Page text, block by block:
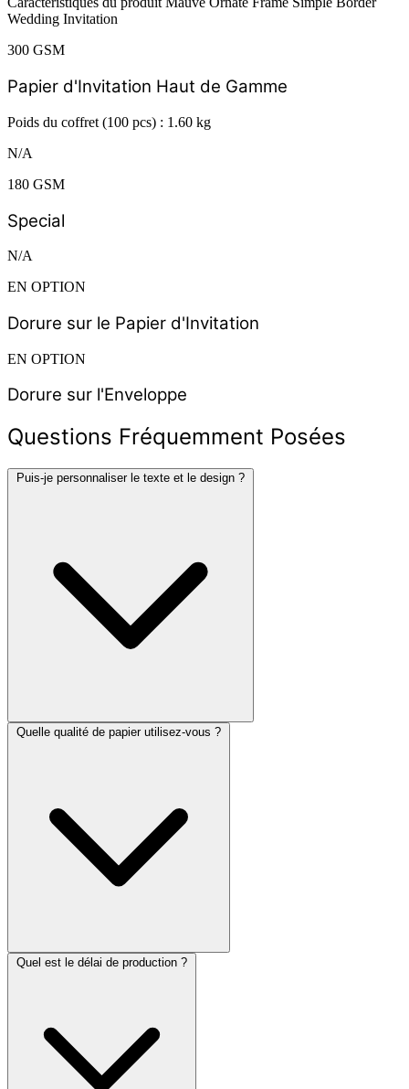
Wedding Invitation
300 GSM
Papier d'Invitation Haut de Gamme
Poids du coffret (100 pcs) : 1.60 kg
N/A
180 GSM
Special
N/A
EN OPTION
Dorure sur le Papier d'Invitation
EN OPTION
Dorure sur l'Enveloppe
Questions Fréquemment Posées
Puis-je personnaliser le texte et le design ?
Quelle qualité de papier utilisez-vous ?
Quel est le délai de production ?